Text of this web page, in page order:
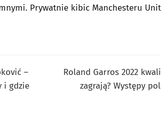
Prywatnie kibic Manchesteru
–
i gdzie
Roland Garros 2022
zagrają? Występy